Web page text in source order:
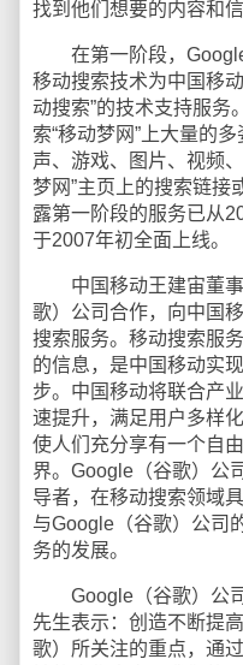
找到他们想要的内容和信
在第一阶段，Google
移动搜索技术为中国移
动搜索”的技术支持服务
索“移动梦网”上大量的
声、游戏、图片、视频
梦网”主页上的搜索链接
露第一阶段的服务已从
于2007年初全面上线。
中国移动王建宙董事
歌）公司合作，向中国
搜索服务。移动搜索服
的信息，是中国移动实
步。中国移动将联合产
速提升，满足用户多样
使人们充分享有一个自
界。Google（谷歌）公
导者，在移动搜索领域
与Google（谷歌）公司
务的发展。
Google（谷歌）公司
先生表示：创造不断提
歌）所关注的重点，通